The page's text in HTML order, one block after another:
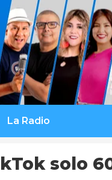
La Radio
solo